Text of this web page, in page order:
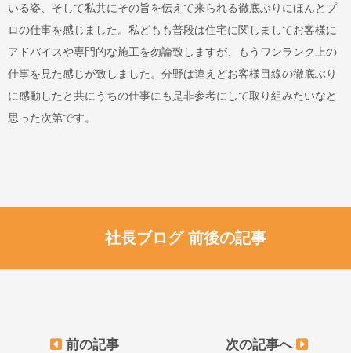
いる姿、そして私共にその旨を伝えて来られる徹底ぶりにほんとプ
ロの仕事を感じました。私どもも普段は住宅に関しましてお客様に
アドバイスや専門的な施工を勿論致しますが、もうワンランク上の
仕事を見た感じが致しました。分野は違えどお客様目線の徹底ぶり
に感動したと共にうちの仕事にも是非参考にして取り組みたいなと
思った次第です。
社長ブログ 前後の記事
前の記事 次の記事へ